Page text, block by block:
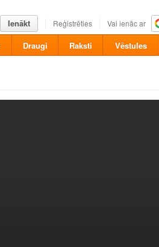
Ienākt Reģistrēties Vai ienāc ar
Draugi Raksti Vēstules